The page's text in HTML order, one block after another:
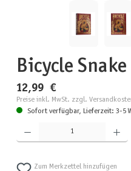
Bicycle Snake
12,99 €
Preise inkl. MwSt. zzgl.
Sofort verfügbar, Lieferzeit: 3-5
Produkt Anzahl: Gib den gewünschten Wert
Zum Merkzettel hinzufügen